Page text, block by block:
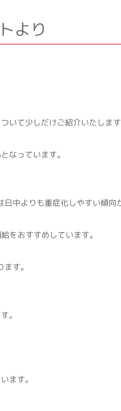
より
いて少しだけご紹介いたします
なっています。
中よりも重症化しやすい傾向
をおすすめしています。
す。
。
ます。